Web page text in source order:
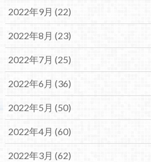
2022年9月 (22)
2022年8月 (23)
2022年7月 (25)
2022年6月 (36)
2022年5月 (50)
2022年4月 (60)
2022年3月 (62)